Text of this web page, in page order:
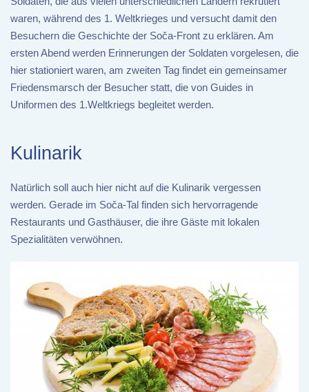
waren, während des 1. Weltkrieges und versucht damit den
Besuchern die Geschichte der Soča-Front zu erklären. Am
ersten Abend werden Erinnerungen der Soldaten vorgelesen, die
hier stationiert waren, am zweiten Tag findet ein gemeinsamer
Friedensmarsch der Besucher statt, die von Guides in
Uniformen des 1.Weltkriegs begleitet werden.
Kulinarik
Natürlich soll auch hier nicht auf die Kulinarik vergessen
werden. Gerade im Soča-Tal finden sich hervorragende
Restaurants und Gasthäuser, die ihre Gäste mit lokalen
Spezialitäten verwöhnen.